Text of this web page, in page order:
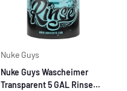
Nuke Guys
Nuke Guys Wascheimer
Transparent 5 GAL Rinse